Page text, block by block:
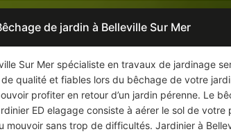
de jardin à Belleville Sur Mer
Sur Mer spécialiste en travaux de jardinage
qualité et fiables lors du bêchage de votre
profiter en retour d’un jardin pérenne. Le
ED elagage consiste à aérer le sol de
mouvoir sans trop de difficultés. Jardinier à